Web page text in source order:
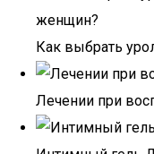
Как выбрать
Лечении при